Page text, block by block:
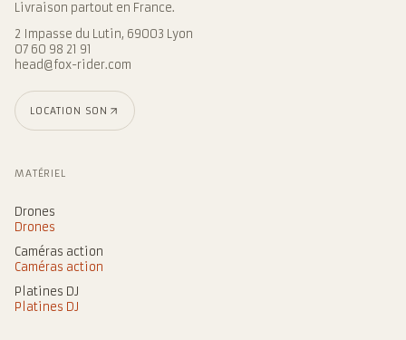
Livraison partout en France.
2 Impasse du Lutin, 69003 Lyon
07 60 98 21 91
head@fox-rider.com
LOCATION SON
MATÉRIEL
Drones
Drones
Caméras action
Caméras action
Platines DJ
Platines DJ